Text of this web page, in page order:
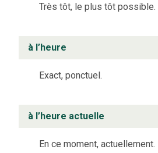
Très tôt, le plus tôt possible.
à l’heure
Exact, ponctuel.
à l’heure actuelle
En ce moment, actuellement.